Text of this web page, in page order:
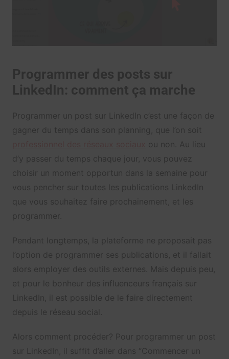
Programmer des posts sur
LinkedIn: comment ça marche
Programmer un post sur LinkedIn c’est une façon de
gagner du temps dans son planning, que l’on soit
ou non. Au lieu
d’y passer du temps chaque jour, vous pouvez
choisir un moment opportun dans la semaine pour
vous pencher sur toutes les publications LinkedIn
que vous souhaitez faire prochainement, et les
programmer.
Pendant longtemps, la plateforme ne proposait pas
l’option de programmer ses publications, et il fallait
alors employer des outils externes. Mais depuis peu,
et pour le bonheur des influenceurs français sur
LinkedIn, il est possible de le faire directement
depuis le réseau social.
Alors comment procéder? Pour programmer un post
sur LinkedIn, il suffit d’aller dans “Commencer un